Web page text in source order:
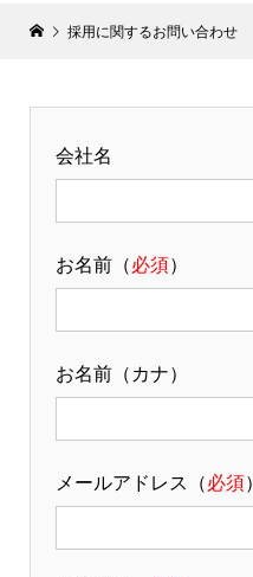
採用に関するお問い合わせ
会社名
お名前（必須）
お名前（カナ）
メールアドレス（必須）